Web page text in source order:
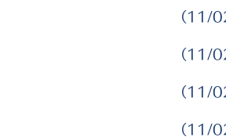
（11/
（11/
（11/
（11/